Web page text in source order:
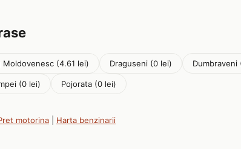
Moldovenesc (4.61 lei) Draguseni (0 lei) Dumbraveni
(0 lei) Pojorata (0 lei)
motorina Harta benzinarii